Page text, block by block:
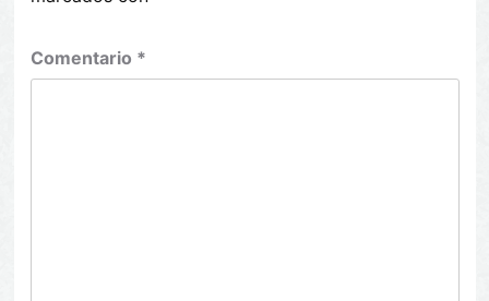
Comentario *